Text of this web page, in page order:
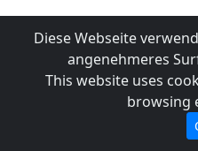
Diese Webseite
angenehmeres
This website uses
browsing